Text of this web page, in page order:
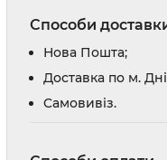
Способи
Нова Пошта;
Доставка по м.
Cамовивіз.